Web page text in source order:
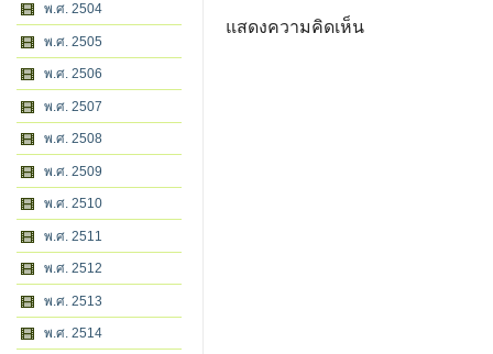
พ.ศ. 2504
พ.ศ. 2505
พ.ศ. 2506
พ.ศ. 2507
พ.ศ. 2508
พ.ศ. 2509
พ.ศ. 2510
พ.ศ. 2511
พ.ศ. 2512
พ.ศ. 2513
พ.ศ. 2514
แสดงความคิดเห็น